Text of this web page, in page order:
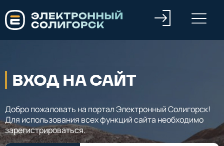
ВХОД НА САЙТ
Добро пожаловать на портал Электронный Солигорск!
Для использования всех функций сайта необходимо
зарегистрироваться.